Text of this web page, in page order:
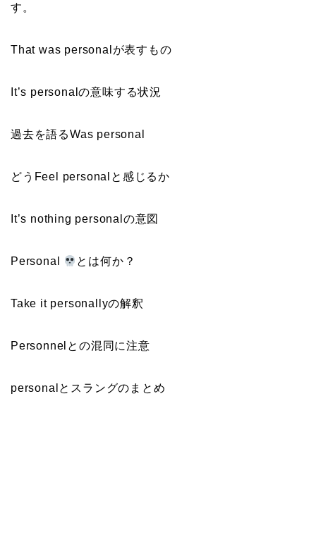
す。
That was personalが表すもの
It’s personalの意味する状況
過去を語るWas personal
どうFeel personalと感じるか
It’s nothing personalの意図
Personal とは何か？
Take it personallyの解釈
Personnelとの混同に注意
personalとスラングのまとめ